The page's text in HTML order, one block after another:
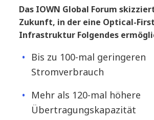
Das IOWN Global Forum
Zukunft, in der eine Optical-
Infrastruktur Folgendes
Bis zu 100-mal geringeren
Stromverbrauch
Mehr als 120-mal höhere
Übertragungskapazität